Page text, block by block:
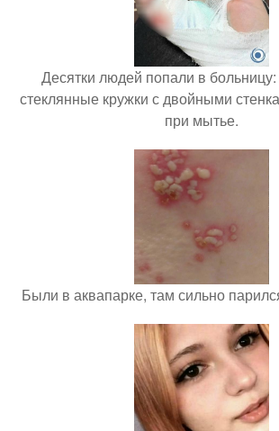
Десятки людей попали в
стеклянные кружки с двойными
при мытье.
Были в аквапарке, там сильно